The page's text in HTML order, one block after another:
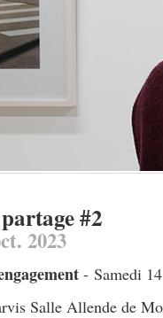
#2
2023
- Samedi
Salle Allende de